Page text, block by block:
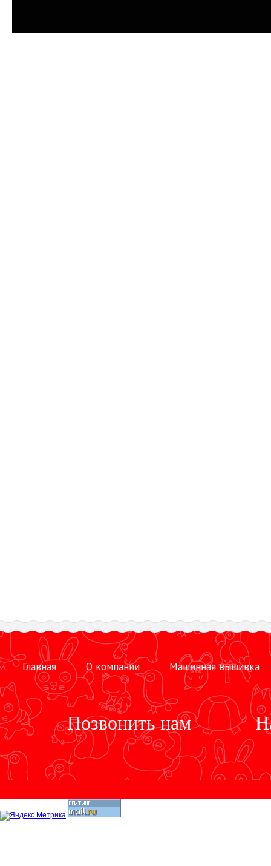
Главная О компании Машинная вышивка
Позвонить нам